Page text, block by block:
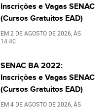
Inscrições e Vagas SENAC
(Cursos Gratuitos EAD)
EM2 DE AGOSTO DE 2026 , ÀS
14:40
SENAC BA 2022:
Inscrições e Vagas SENAC
(Cursos Gratuitos EAD)
EM4 DE AGOSTO DE 2026 , ÀS